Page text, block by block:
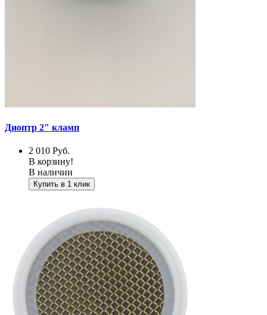
Диоптр 2" кламп
2 010 Руб.
В корзину!
В наличии
Купить в 1 клик